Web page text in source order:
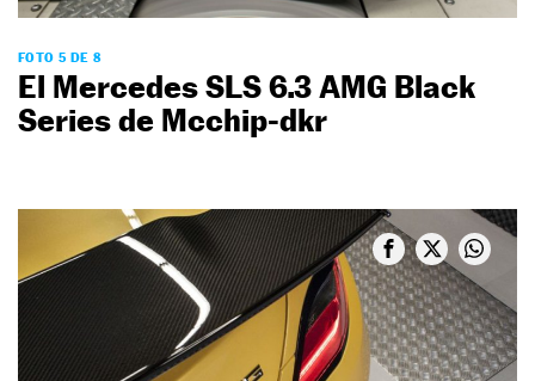
FOTO 5 DE 8
El Mercedes SLS 6.3 AMG Black
Series de Mcchip-dkr